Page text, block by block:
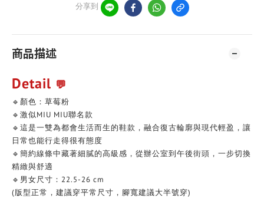
分享到
商品描述
Detail 💬
🔹顏色：草莓粉
🔹激似MIU MIU聯名款
🔹這是一雙為都會生活而生的鞋款，融合復古輪廓與現代輕盈，讓
日常也能行走得很有態度
🔹簡約線條中藏著細膩的高級感，從辦公室到午後街頭，一步切換
精緻與舒適
🔹男女尺寸：22.5-26 cm
(版型正常，建議穿平常尺寸，腳寬建議大半號穿)